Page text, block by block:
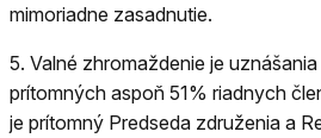
mimoriadne zasadnutie.
5. Valné zhromaždenie je
prítomných aspoň 51% riadnych
je prítomný Predseda združenia a